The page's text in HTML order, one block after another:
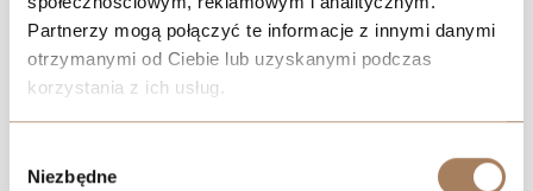
Partnerzy mogą połączyć te informacje z innymi danymi
otrzymanymi od Ciebie lub uzyskanymi podczas
korzystania z ich usług.
process your information.
zgody
Niezbędne